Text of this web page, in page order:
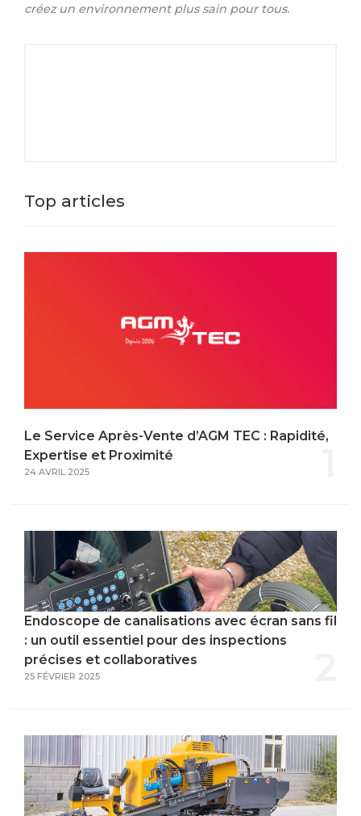
créez un environnement plus sain pour tous.
Top articles
Le Service Après-Vente d’AGM TEC : Rapidité,
Expertise et Proximité
24 AVRIL 2025
Endoscope de canalisations avec écran sans fil
: un outil essentiel pour des inspections
précises et collaboratives
25 FÉVRIER 2025